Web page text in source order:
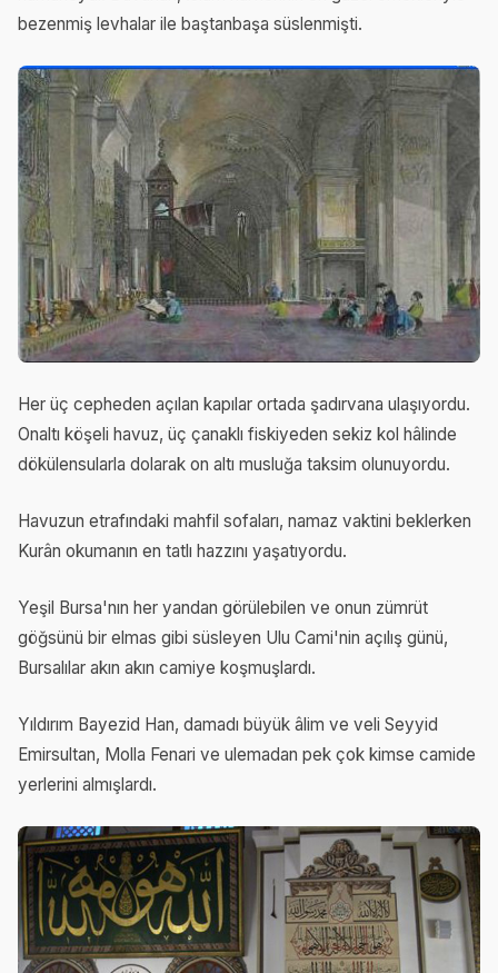
bezenmiş levhalar ile baştanbaşa süslenmişti.
Her üç cepheden açılan kapılar ortada şadırvana ulaşıyordu.
Onaltı köşeli havuz, üç çanaklı fiskiyeden sekiz kol hâlinde
dökülensularla dolarak on altı musluğa taksim olunuyordu.
Havuzun etrafındaki mahfil sofaları, namaz vaktini beklerken
Kurân okumanın en tatlı hazzını yaşatıyordu.
Yeşil Bursa'nın her yandan görülebilen ve onun zümrüt
göğsünü bir elmas gibi süsleyen Ulu Cami'nin açılış günü,
Bursalılar akın akın camiye koşmuşlardı.
Yıldırım Bayezid Han, damadı büyük âlim ve veli Seyyid
Emirsultan, Molla Fenari ve ulemadan pek çok kimse camide
yerlerini almışlardı.